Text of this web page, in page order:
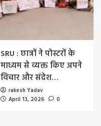
SRU : छात्रों ने पोस्टरों के
माध्यम से व्यक्त किए अपने
विचार और संदेश…
rakesh Yadav
April 13, 2026
0